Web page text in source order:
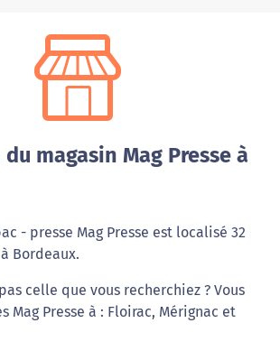
magasin Mag Presse à
- presse Mag Presse est localisé 32
Bordeaux.
celle que vous recherchiez ? Vous
Mag Presse à : Floirac, Mérignac et